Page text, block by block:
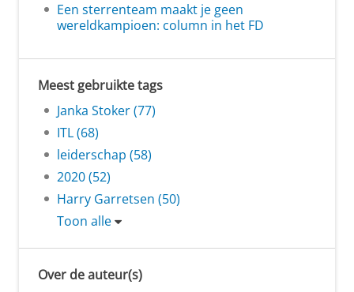
Een sterrenteam maakt je geen
wereldkampioen: column in het FD
Meest gebruikte tags
Janka Stoker (77)
ITL (68)
leiderschap (58)
2020 (52)
Harry Garretsen (50)
Toon alle
Over de auteur(s)